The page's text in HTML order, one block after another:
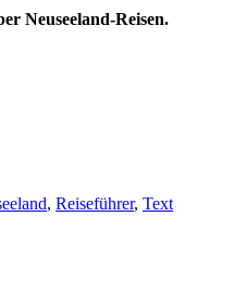
Neuseeland-Reisen.
, Reiseführer, Text